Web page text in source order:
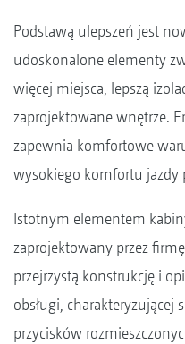
Podstawą ulepszeń jest
udoskonalone elementy
więcej miejsca, lepszą
zaprojektowane wnętrze.
zapewnia komfortowe
wysokiego komfortu jazdy
Istotnym elementem
zaprojektowany przez
przejrzystą konstrukcję i
obsługi, charakteryzującej
przycisków